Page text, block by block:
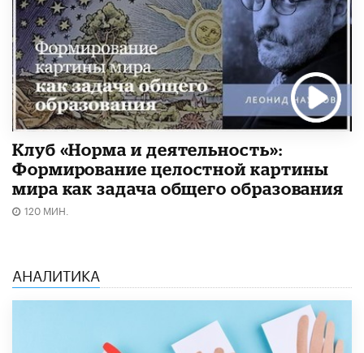
Клуб «Норма и деятельность»:
Формирование целостной картины
мира как задача общего образования
120 МИН.
АНАЛИТИКА